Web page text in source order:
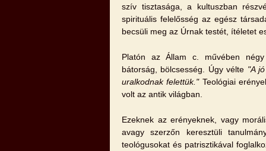
szív tisztasága, a kultuszban
spirituális felelősség az egész
becsüli meg az Úrnak testét, ítéletet
Platón az Állam c. művében négy
bátorság, bölcsesség. Úgy vélte "A
uralkodnak felettük."Teológiai
volt az antik világban.
Ezeknek az erényeknek, vagy
avagy szerzőn keresztüli
teológusokat és patrisztikával